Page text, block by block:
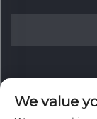
毎週のニュース
We value